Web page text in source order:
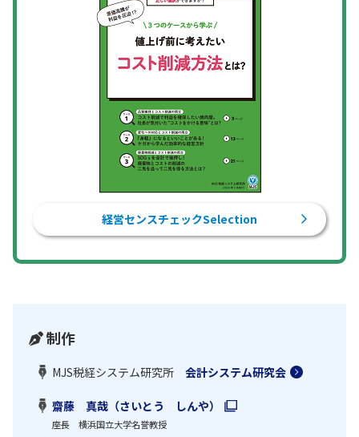
経営センスチェックSelection
制作
MJS税経システム研究所 会計システム研究会
齋藤 真哉（さいとう しんや）
座長 横浜国立大学名誉教授